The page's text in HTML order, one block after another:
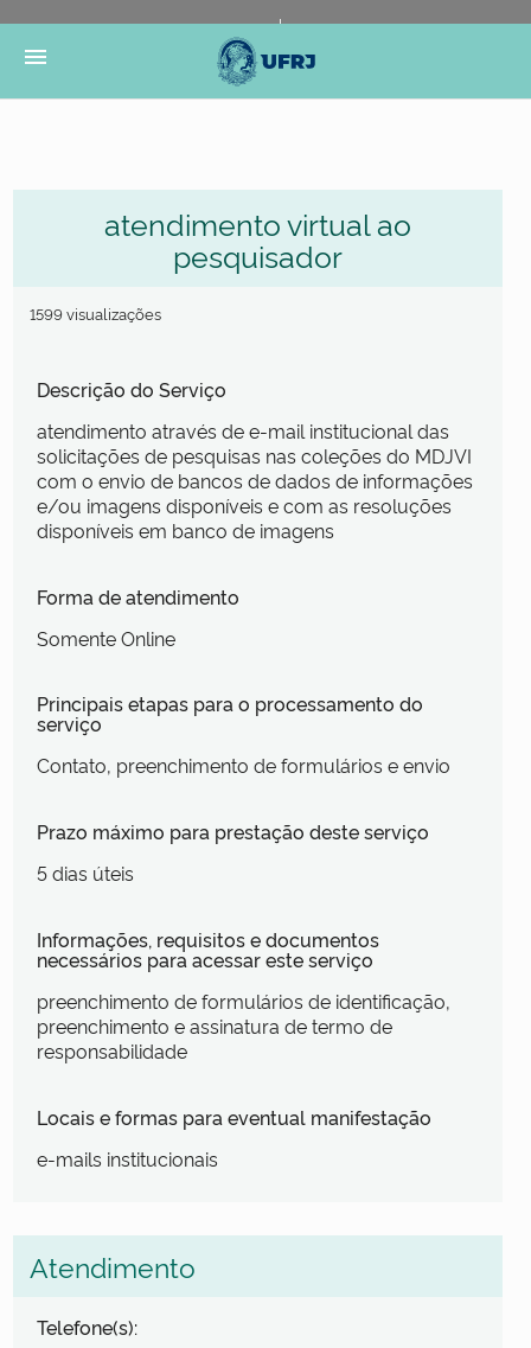
Portal do Governo Brasileiro
Governo
menu
atendimento virtual ao
pesquisador
1599 visualizações
Descrição do Serviço
atendimento através de e-mail institucional das
solicitações de pesquisas nas coleções do MDJVI
com o envio de bancos de dados de informações
e/ou imagens disponíveis e com as resoluções
disponíveis em banco de imagens
Forma de atendimento
Somente Online
Principais etapas para o processamento do
serviço
Contato, preenchimento de formulários e envio
Prazo máximo para prestação deste serviço
5 dias úteis
Informações, requisitos e documentos
necessários para acessar este serviço
preenchimento de formulários de identificação,
preenchimento e assinatura de termo de
responsabilidade
Locais e formas para eventual manifestação
e-mails institucionais
Atendimento
Telefone(s):